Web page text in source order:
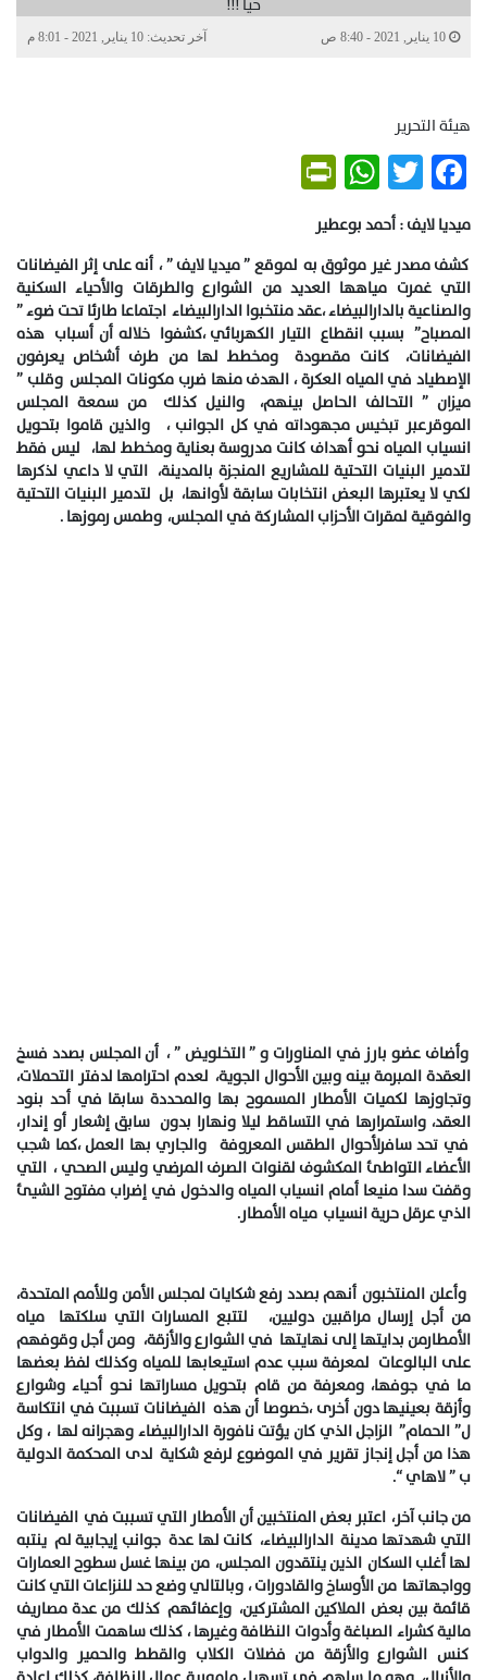
آخر تحديث: 10 يناير, 2021 - 8:01 م
هيئة التحرير
Facebook
Twitter
WhatsApp
ميديا لايف : أحمد بوعطير
كشف مصدر غير موثوق به لموقع ” ميديا لايف ” ، أنه على إثر الفيضانات
التي غمرت مياهها العديد من الشوارع والطرقات والأحياء السكنية
والصناعية بالدارالبيضاء ،عقد منتخبوا الدارالبيضاء اجتماعا طارئا تحت ضوء ”
المصباح” بسبب انقطاع التيار الكهربائي ،كشفوا خلاله أن أسباب هذه
الفيضانات، كانت مقصودة ومخطط لها من طرف أشخاص يعرفون
الإصطياد في المياه العكرة ، الهدف منها ضرب مكونات المجلس وقلب ”
ميزان ” التحالف الحاصل بينهم، والنيل كذلك من سمعة المجلس
الموقرعبر تبخيس مجهوداته في كل الجوانب ، والذين قاموا بتحويل
انسياب المياه نحو أهداف كانت مدروسة بعناية ومخطط لها، ليس فقط
لتدمير البنيات التحتية للمشاريع المنجزة بالمدينة، التي لا داعي لذكرها
لكي لا يعتبرها البعض انتخابات سابقة لأوانها، بل لتدمير البنيات التحتية
والفوقية لمقرات الأحزاب المشاركة في المجلس، وطمس رموزها .
وأضاف عضو بارز في المناورات و ” التخلويض ” ، أن المجلس بصدد فسخ
العقدة المبرمة بينه وبين الأحوال الجوية، لعدم احترامها لدفتر التحملات،
وتجاوزها لكميات الأمطار المسموح بها والمحددة سابقا في أحد بنود
العقد، واستمرارها في التساقط ليلا ونهارا بدون سابق إشعار أو إندار،
في تحد سافرلأحوال الطقس المعروفة والجاري بها العمل ،كما شجب
الأعضاء التواطئ المكشوف لقنوات الصرف المرضي وليس الصحي ، التي
وقفت سدا منيعا أمام انسياب المياه والدخول في إضراب مفتوح الشيئ
الذي عرقل حرية انسياب مياه الأمطار.
وأعلن المنتخبون أنهم بصدد رفع شكايات لمجلس الأمن وللأمم المتحدة،
من أجل إرسال مراقبين دوليين، لتتبع المسارات التي سلكتها مياه
الأمطارمن بدايتها إلى نهايتها في الشوارع والأزقة، ومن أجل وقوفهم
على البالوعات لمعرفة سبب عدم استيعابها للمياه وكذلك لفظ بعضها
ما في جوفها، ومعرفة من قام بتحويل مساراتها نحو أحياء وشوارع
وأزقة بعينيها دون أخرى ،خصوصا أن هذه الفيضانات تسببت في انتكاسة
ل” الحمام” الزاجل الذي كان يؤتت نافورة الدارالبيضاء وهجرانه لها ، وكل
هذا من أجل إنجاز تقرير في الموضوع لرفع شكاية لدى المحكمة الدولية
ب ” لاهاي “.
من جانب آخر، اعتبر بعض المنتخبين أن الأمطار التي تسببت في الفيضانات
التي شهدتها مدينة الدارالبيضاء، كانت لها عدة جوانب إيجابية لم ينتبه
لها أغلب السكان الذين ينتقدون المجلس، من بينها غسل سطوح العمارات
وواجهاتها من الأوساخ والقادورات ، وبالتالي وضع حد للنزاعات التي كانت
قائمة بين بعض الملاكين المشتركين، وإعفائهم كذلك من عدة مصاريف
مالية كشراء الصباغة وأدوات النظافة وغيرها ، كذلك ساهمت الأمطار في
كنس الشوارع والأزقة من فضلات الكلاب والقطط والحمير والدواب